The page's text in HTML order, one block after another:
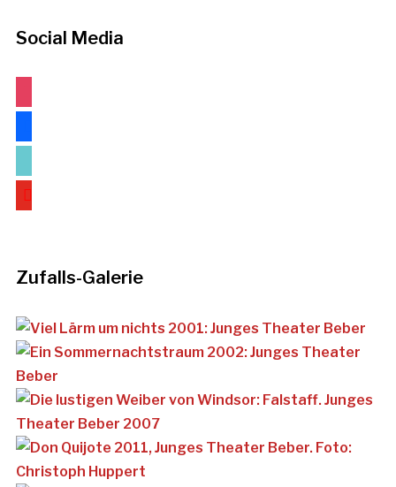
Social Media
youtube
Zufalls-Galerie